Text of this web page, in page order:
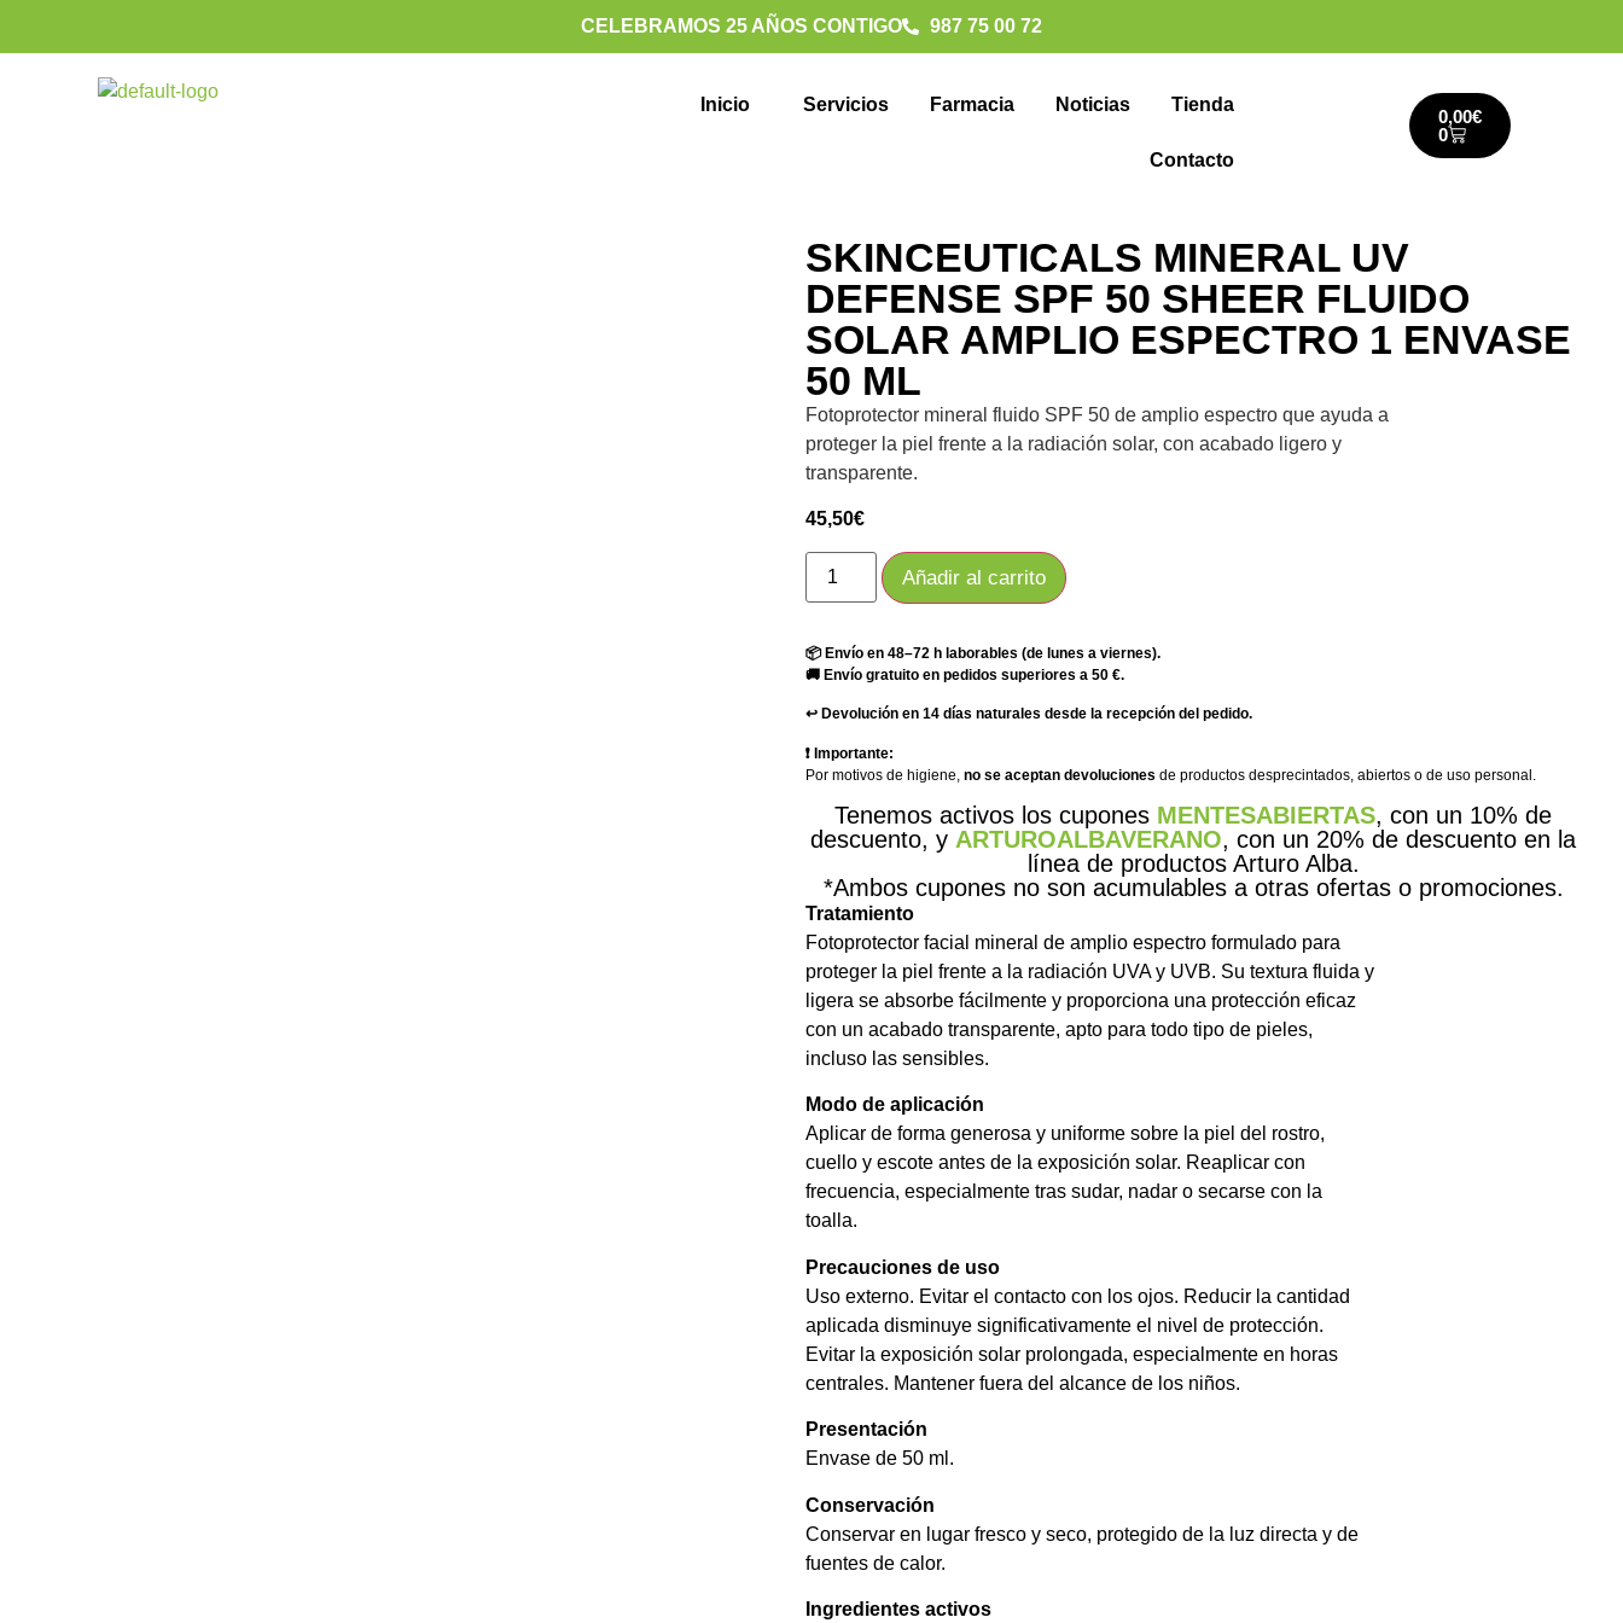
CELEBRAMOS 25 AÑOS CONTIGO 987 75 00 72
Inicio Servicios Farmacia Noticias Tienda
Contacto
0,00€
0
SKINCEUTICALS MINERAL UV
DEFENSE SPF 50 SHEER FLUIDO
SOLAR AMPLIO ESPECTRO 1 ENVASE
50 ML
Fotoprotector mineral fluido SPF 50 de amplio espectro que ayuda a
proteger la piel frente a la radiación solar, con acabado ligero y
transparente.
45,50€
Añadir al carrito
📦 Envío en 48–72 h laborables (de lunes a viernes).
🚚 Envío gratuito en pedidos superiores a 50 €.
↩️ Devolución en 14 días naturales desde la recepción del pedido.
❗ Importante:
Por motivos de higiene,no se aceptan devoluciones de productos desprecintados, abiertos o de uso personal.
Tenemos activos los cupones MENTESABIERTAS, con un 10% de
descuento, y ARTUROALBAVERANO, con un 20% de descuento en la
línea de productos Arturo Alba.
*Ambos cupones no son acumulables a otras ofertas o promociones.
Tratamiento
Fotoprotector facial mineral de amplio espectro formulado para
proteger la piel frente a la radiación UVA y UVB. Su textura fluida y
ligera se absorbe fácilmente y proporciona una protección eficaz
con un acabado transparente, apto para todo tipo de pieles,
incluso las sensibles.
Modo de aplicación
Aplicar de forma generosa y uniforme sobre la piel del rostro,
cuello y escote antes de la exposición solar. Reaplicar con
frecuencia, especialmente tras sudar, nadar o secarse con la
toalla.
Precauciones de uso
Uso externo. Evitar el contacto con los ojos. Reducir la cantidad
aplicada disminuye significativamente el nivel de protección.
Evitar la exposición solar prolongada, especialmente en horas
centrales. Mantener fuera del alcance de los niños.
Presentación
Envase de 50 ml.
Conservación
Conservar en lugar fresco y seco, protegido de la luz directa y de
fuentes de calor.
Ingredientes activos